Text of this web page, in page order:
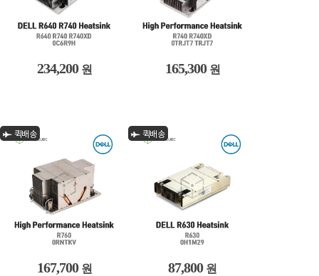
234,200 원 165,300 원
퀵배송
167,700 원
퀵배송
87,800 원